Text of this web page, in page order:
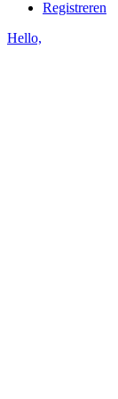
Registreren
Hello,